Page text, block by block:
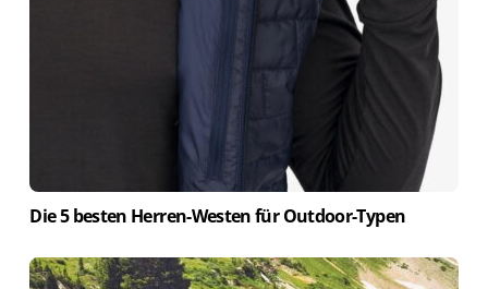
Die 5 besten Herren-Westen für Outdoor-Typen